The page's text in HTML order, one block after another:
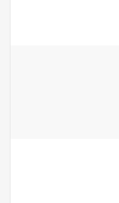
لینکداین